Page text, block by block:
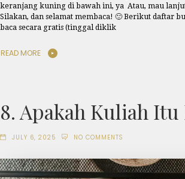
keranjang kuning di bawah ini, ya Atau, mau
Silakan, dan selamat membaca! 🙂 Berikut daftar
baca secara gratis (tinggal diklik
READ MORE
8. Apakah Kuliah
JULY 6, 2025 NO COMMENTS